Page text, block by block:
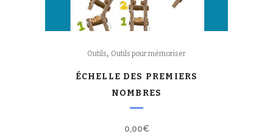
Outils, Outils pour mémoriser
ÉCHELLE DES PREMIERS
NOMBRES
0,00€